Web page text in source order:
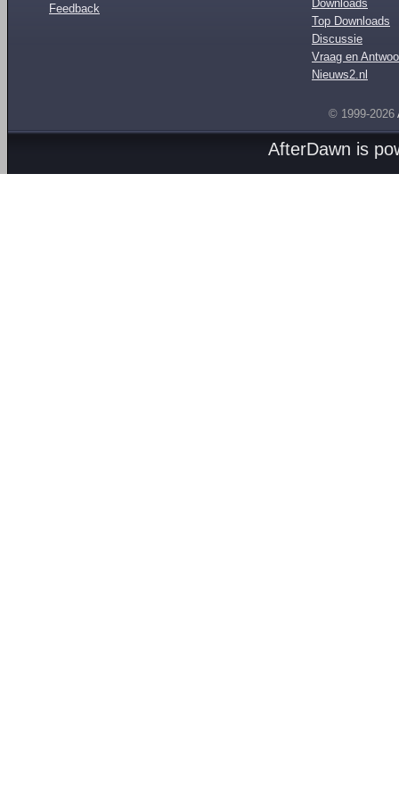
Feedback
Downloads
Top Downloads
Discussie
Vraag en
Nieuws2.nl
© 1999-2026
AfterDawn is